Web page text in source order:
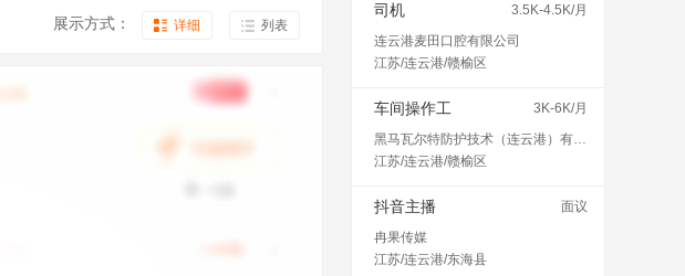
展示方式： 详细 列表
司机
3.5K-4.5K/月
连云港麦田口腔有限公司
江苏/连云港/赣榆区
车间操作工
3K-6K/月
黑马瓦尔特防护技术（连云港）有限公司
江苏/连云港/赣榆区
抖音主播
面议
冉果传媒
江苏/连云港/东海县